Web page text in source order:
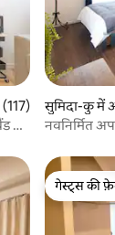
5 में से 4.9, 117
सुमिदा-कु में
नवनिर्मित
दूरी पर
गेस्ट्स की
गेस्ट्स की